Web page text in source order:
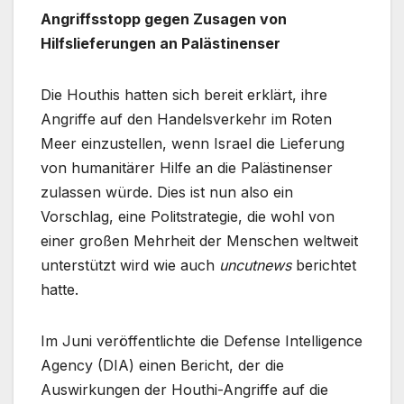
Angriffsstopp gegen Zusagen von
Hilfslieferungen an Palästinenser
Die Houthis hatten sich bereit erklärt, ihre
Angriffe auf den Handelsverkehr im Roten
Meer einzustellen, wenn Israel die Lieferung
von humanitärer Hilfe an die Palästinenser
zulassen würde. Dies ist nun also ein
Vorschlag, eine Politstrategie, die wohl von
einer großen Mehrheit der Menschen weltweit
unterstützt wird wie auch uncutnewsberichtet
hatte.
Im Juni veröffentlichte die Defense Intelligence
Agency (DIA) einen Bericht, der die
Auswirkungen der Houthi-Angriffe auf die